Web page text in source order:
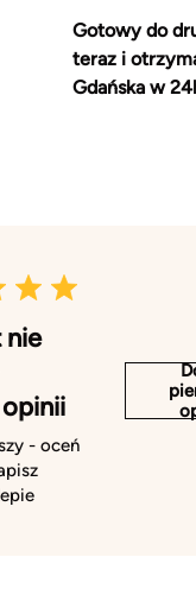
Gotowy do
teraz i
Gdańska w
nie
- oceń